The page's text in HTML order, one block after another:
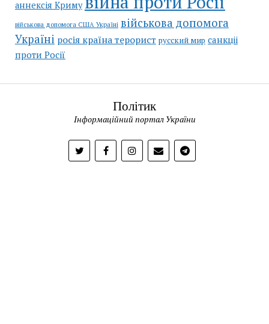
аннексія Криму
військова допомога США Україні військова допомога
Україні росія країна терорист русский мир санкціі
проти Росії
Політик
Інформаційний портал України